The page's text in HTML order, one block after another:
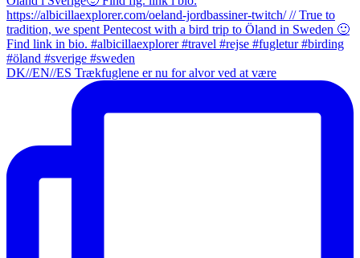
DK//EN//ES Trækfuglene er nu for alvor ved at være